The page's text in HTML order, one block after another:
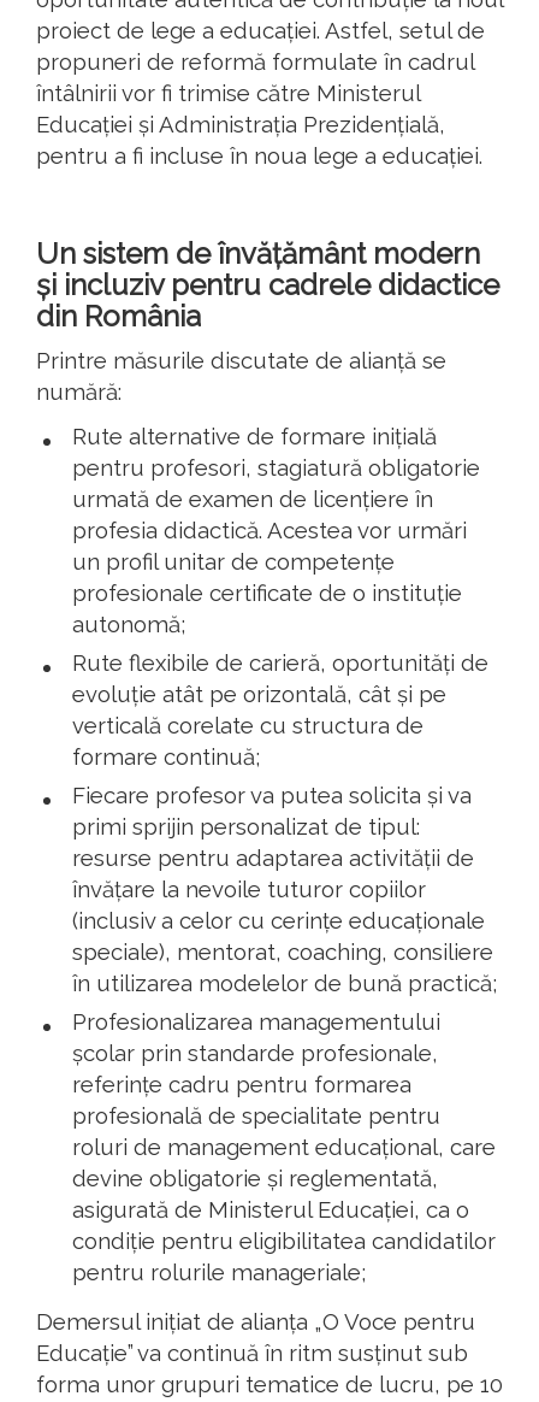
proiect de lege a educației. Astfel, setul de
propuneri de reformă formulate în cadrul
întâlnirii vor fi trimise către Ministerul
Educației și Administrația Prezidențială,
pentru a fi incluse în noua lege a educației.
Un sistem de învățământ modern
și incluziv pentru cadrele didactice
din România
Printre măsurile discutate de alianță se
numără:
Rute alternative de formare inițială
pentru profesori, stagiatură obligatorie
urmată de examen de licențiere în
profesia didactică. Acestea vor urmări
un profil unitar de competențe
profesionale certificate de o instituție
autonomă;
Rute flexibile de carieră, oportunități de
evoluție atât pe orizontală, cât și pe
verticală corelate cu structura de
formare continuă;
Fiecare profesor va putea solicita și va
primi sprijin personalizat de tipul:
resurse pentru adaptarea activității de
învățare la nevoile tuturor copiilor
(inclusiv a celor cu cerințe educaționale
speciale), mentorat, coaching, consiliere
în utilizarea modelelor de bună practică;
Profesionalizarea managementului
școlar prin standarde profesionale,
referințe cadru pentru formarea
profesională de specialitate pentru
roluri de management educațional, care
devine obligatorie și reglementată,
asigurată de Ministerul Educației, ca o
condiție pentru eligibilitatea candidatilor
pentru rolurile manageriale;
Demersul inițiat de alianța „O Voce pentru
Educație” va continuă în ritm susținut sub
forma unor grupuri tematice de lucru, pe 10